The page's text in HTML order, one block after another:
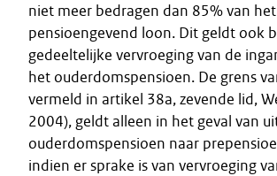
niet meer bedragen dan 85% van
pensioengevend loon. Dit geldt ook
gedeeltelijke vervroeging van de
het ouderdomspensioen. De grens
vermeld in artikel 38a, zevende lid,
2004), geldt alleen in het geval van
ouderdomspensioen naar
indien er sprake is van vervroeging